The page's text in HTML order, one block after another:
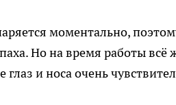
моментально,
Но на время работы
и носа очень